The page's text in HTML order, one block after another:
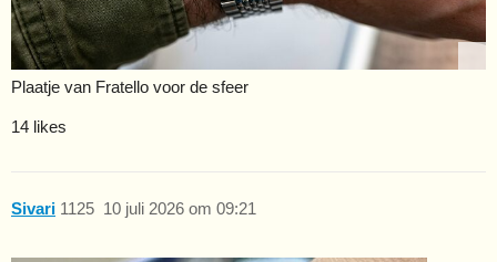
Plaatje van Fratello voor de sfeer
14 likes
Sivari 10 juli 2026 om 09:21
1125